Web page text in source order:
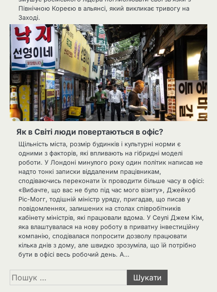
Північною Кореєю в альянсі, який викликає тривогу на
Заході.
Як в Світі люди повертаються в офіс?
Щільність міста, розмір будинків і культурні норми є
одними з факторів, які впливають на гібридні моделі
роботи. У Лондоні минулого року один політик написав не
надто тонкі записки віддаленим працівникам,
сподіваючись переконати їх проводити більше часу в офісі:
«Вибачте, що вас не було під час мого візиту», Джейкоб
Ріс-Могг, тодішній міністр уряду, пригадав, що писав у
повідомленнях, залишених на столах співробітників
кабінету міністрів, які працювали вдома. У Сеулі Джем Кім,
яка влаштувалася на нову роботу в приватну інвестиційну
компанію, сподівалася попросити дозволу працювати
кілька днів з дому, але швидко зрозуміла, що їй потрібно
бути в офісі весь робочий день. А…
Пошук: